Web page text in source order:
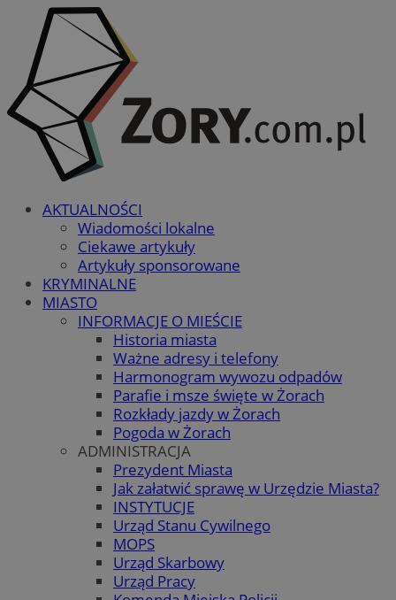
AKTUALNOŚCI
Wiadomości lokalne
Ciekawe artykuły
Artykuły sponsorowane
KRYMINALNE
MIASTO
INFORMACJE O MIEŚCIE
Historia miasta
Ważne adresy i telefony
Harmonogram wywozu odpadów
Parafie i msze święte w Żorach
Rozkłady jazdy w Żorach
Pogoda w Żorach
ADMINISTRACJA
Prezydent Miasta
Jak załatwić sprawę w Urzędzie Miasta?
INSTYTUCJE
Urząd Stanu Cywilnego
MOPS
Urząd Skarbowy
Urząd Pracy